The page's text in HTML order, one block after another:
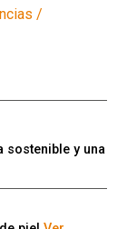
/
sostenible y una